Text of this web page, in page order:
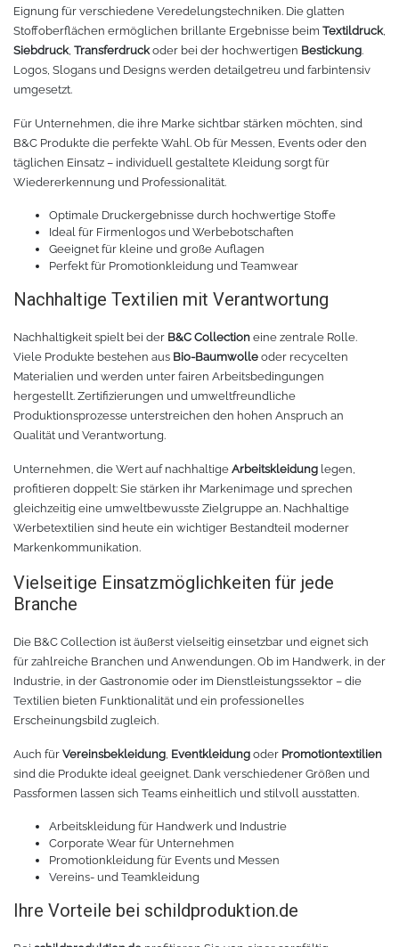
Chemica Hotmark
Chemica Holograflex
Chemica Galaxy
Chemica Printbar
Chemica Reflex
Chemica Darklite
Chemica Metallic
Chemica Fashion
Transferpapier
Transferfolie
Chemica Hotmark Revolution
Chemica Bling-Bling
Chemica Allmark
Chemica Carbon
Sonnenschutzfolie für Autos
Marathon
Sonnenschutzfolie für Gebäude
Taschen und Kisten
Ausstattung für Taschen
Handgelenktasche
Reinigung
Tücher
Reinigungsset
Glasschaber
Verpackungsmaschinen
Klebeband
Ausrüstung
infokarten
Rollenständer
Materialrollen
Zubehör für Transferpressen
Teflonkissen
Teflonfolie und Klebeband
Silikonmatten zum backen
Eignung für verschiedene Veredelungstechniken. Die glatten
Stoffoberflächen ermöglichen brillante Ergebnisse beim Textildruck,
Siebdruck, Transferdruckoder bei der hochwertigen Bestickung.
Logos, Slogans und Designs werden detailgetreu und farbintensiv
umgesetzt.
Für Unternehmen, die ihre Marke sichtbar stärken möchten, sind
B&C Produkte die perfekte Wahl. Ob für Messen, Events oder den
täglichen Einsatz – individuell gestaltete Kleidung sorgt für
Wiedererkennung und Professionalität.
Optimale Druckergebnisse durch hochwertige Stoffe
Ideal für Firmenlogos und Werbebotschaften
Geeignet für kleine und große Auflagen
Perfekt für Promotionkleidung und Teamwear
Nachhaltige Textilien mit Verantwortung
Nachhaltigkeit spielt bei der B&C Collection eine zentrale Rolle.
Viele Produkte bestehen aus Bio-Baumwolle oder recycelten
Materialien und werden unter fairen Arbeitsbedingungen
hergestellt. Zertifizierungen und umweltfreundliche
Produktionsprozesse unterstreichen den hohen Anspruch an
Qualität und Verantwortung.
Unternehmen, die Wert auf nachhaltige Arbeitskleidung legen,
profitieren doppelt: Sie stärken ihr Markenimage und sprechen
gleichzeitig eine umweltbewusste Zielgruppe an. Nachhaltige
Werbetextilien sind heute ein wichtiger Bestandteil moderner
Markenkommunikation.
Vielseitige Einsatzmöglichkeiten für jede
Branche
Die B&C Collection ist äußerst vielseitig einsetzbar und eignet sich
für zahlreiche Branchen und Anwendungen. Ob im Handwerk, in der
Industrie, in der Gastronomie oder im Dienstleistungssektor – die
Textilien bieten Funktionalität und ein professionelles
Erscheinungsbild zugleich.
Auch für Vereinsbekleidung, Eventkleidung oder Promotiontextilien
sind die Produkte ideal geeignet. Dank verschiedener Größen und
Passformen lassen sich Teams einheitlich und stilvoll ausstatten.
Arbeitskleidung für Handwerk und Industrie
Corporate Wear für Unternehmen
Promotionkleidung für Events und Messen
Vereins- und Teamkleidung
Ihre Vorteile bei schildproduktion.de